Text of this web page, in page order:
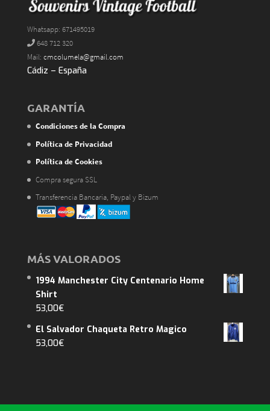
Whatsapp: 671495019
648 712 320
Mail: cmcolumela@gmail.com
Cádiz – España
GARANTÍA
Condiciones de la Compra
Política de Privacidad
Política de Cookies
Compra segura SSL
Transferencia Bancaria, Paypal y Bizum
MÁS VALORADOS
1994 Manchester City Centenario Home
Shirt
53,00€
El Salvador Chaqueta Retro Magico
53,00€